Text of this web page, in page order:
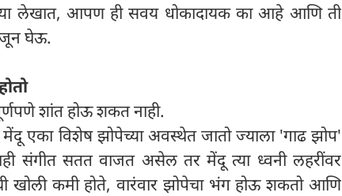
या लेखात, आपण ही सवय धोकादायक का आहे आणि ती
घेऊ.
शांत होऊ शकत नाही.
एका विशेष झोपेच्या अवस्थेत जातो ज्याला 'गाढ झोप'
संगीत सतत वाजत असेल तर मेंदू त्या ध्वनी लहरींवर
खोली कमी होते, वारंवार झोपेचा भंग होऊ शकतो आणि